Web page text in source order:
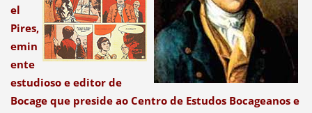
el
Pires,
emin
ente
estudioso e editor de
Bocage que preside ao Centro de Estudos Bocageanos e